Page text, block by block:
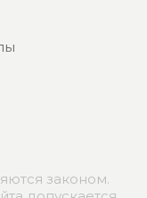
законом.